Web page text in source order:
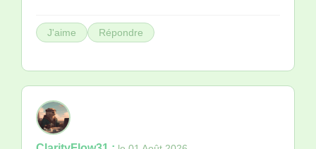
J'aime Répondre